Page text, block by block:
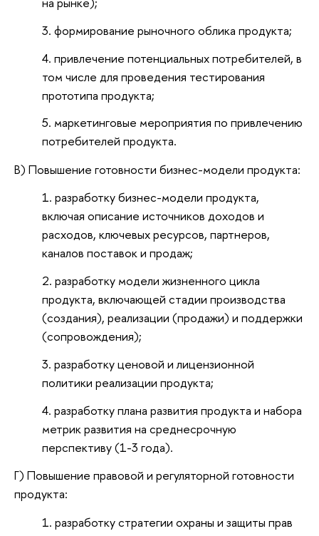
формирование рыночного облика продукта;
привлечение потенциальных потребителей, в
том числе для проведения тестирования
прототипа продукта;
маркетинговые мероприятия по привлечению
потребителей продукта.
В) Повышение готовности бизнес-модели продукта:
разработку бизнес-модели продукта,
включая описание источников доходов и
расходов, ключевых ресурсов, партнеров,
каналов поставок и продаж;
разработку модели жизненного цикла
продукта, включающей стадии производства
(создания), реализации (продажи) и поддержки
(сопровождения);
разработку ценовой и лицензионной
политики реализации продукта;
разработку плана развития продукта и набора
метрик развития на среднесрочную
перспективу (1-3 года).
Г) Повышение правовой и регуляторной готовности
продукта:
разработку стратегии охраны и защиты прав